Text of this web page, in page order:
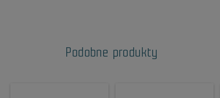
Podobne produkty